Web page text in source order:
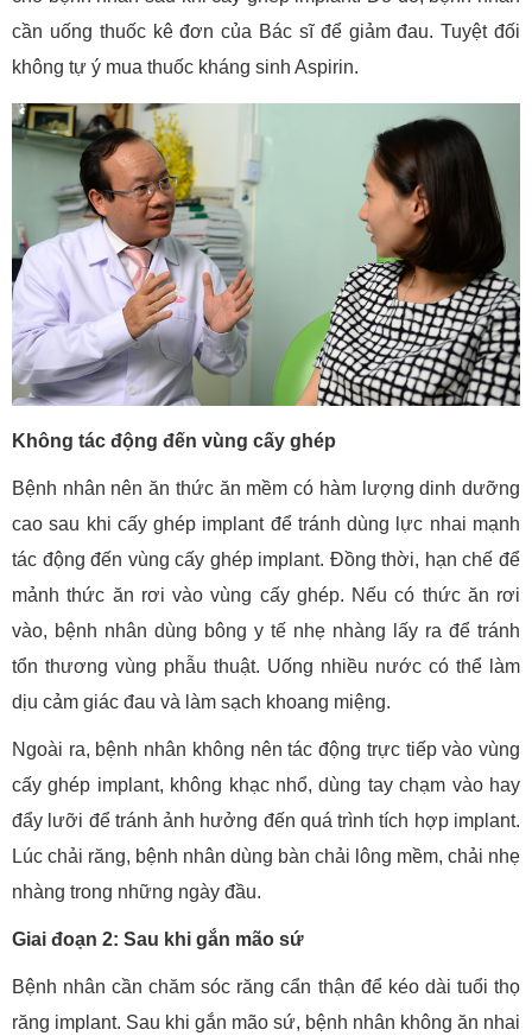
cần uống thuốc kê đơn của Bác sĩ để giảm đau. Tuyệt đối
không tự ý mua thuốc kháng sinh Aspirin.
Không tác động đến vùng cấy ghép
Bệnh nhân nên ăn thức ăn mềm có hàm lượng dinh dưỡng
cao sau khi cấy ghép implant để tránh dùng lực nhai mạnh
tác động đến vùng cấy ghép implant. Đồng thời, hạn chế để
mảnh thức ăn rơi vào vùng cấy ghép. Nếu có thức ăn rơi
vào, bệnh nhân dùng bông y tế nhẹ nhàng lấy ra để tránh
tổn thương vùng phẫu thuật. Uống nhiều nước có thể làm
dịu cảm giác đau và làm sạch khoang miệng.
Ngoài ra, bệnh nhân không nên tác động trực tiếp vào vùng
cấy ghép implant, không khạc nhổ, dùng tay chạm vào hay
đẩy lưỡi để tránh ảnh hưởng đến quá trình tích hợp implant.
Lúc chải răng, bệnh nhân dùng bàn chải lông mềm, chải nhẹ
nhàng trong những ngày đầu.
Giai đoạn 2: Sau khi gắn mão sứ
Bệnh nhân cần chăm sóc răng cẩn thận để kéo dài tuổi thọ
răng implant. Sau khi gắn mão sứ, bệnh nhân không ăn nhai